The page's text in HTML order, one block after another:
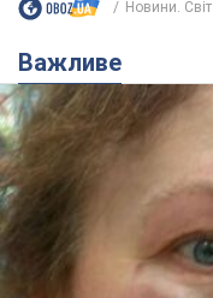
Новини. Світ
Важливе